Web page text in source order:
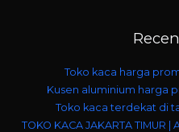
Toko kaca harga
Kusen aluminium harga
Toko kaca terdekat di
TOKO KACA JAKARTA TIMUR |